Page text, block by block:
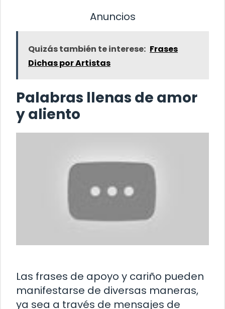
Anuncios
Quizás también te interese: Frases
Dichas por Artistas
Palabras llenas de amor
y aliento
Las frases de apoyo y cariño pueden
manifestarse de diversas maneras,
ya sea a través de mensajes de